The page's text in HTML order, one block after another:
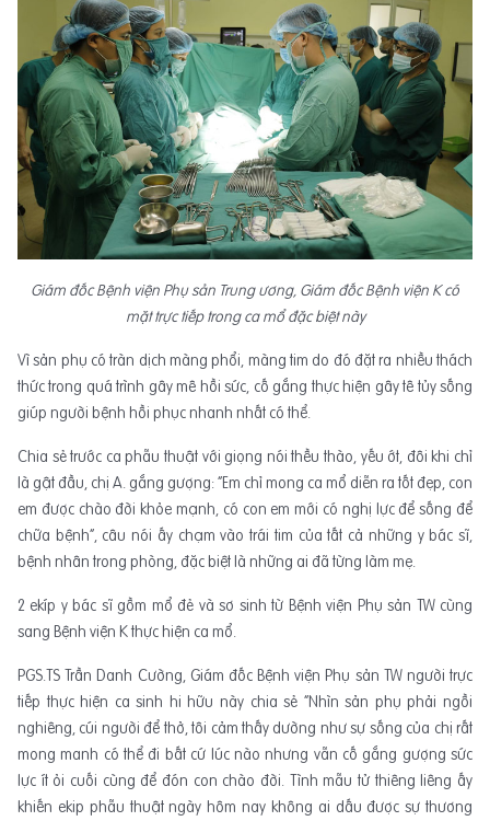
Giám đốc Bệnh viện Phụ sản Trung ương, Giám đốc Bệnh viện K có
mặt trực tiếp trong ca mổ đặc biệt này
Vì sản phụ có tràn dịch màng phổi, màng tim do đó đặt ra nhiều thách
thức trong quá trình gây mê hồi sức, cố gắng thực hiện gây tê tủy sống
giúp người bệnh hồi phục nhanh nhất có thể.
Chia sẻ trước ca phẫu thuật với giọng nói thều thào, yếu ớt, đôi khi chỉ
là gật đầu, chị A. gắng gượng: “Em chỉ mong ca mổ diễn ra tốt đẹp, con
em được chào đời khỏe mạnh, có con em mới có nghị lực để sống để
chữa bệnh”, câu nói ấy chạm vào trái tim của tất cả những y bác sĩ,
bệnh nhân trong phòng, đặc biệt là những ai đã từng làm mẹ.
2 ekíp y bác sĩ gồm mổ đẻ và sơ sinh từ Bệnh viện Phụ sản TW cùng
sang Bệnh viện K thực hiện ca mổ.
PGS.TS Trần Danh Cường, Giám đốc Bệnh viện Phụ sản TW người trực
tiếp thực hiện ca sinh hi hữu này chia sẻ “Nhìn sản phụ phải ngồi
nghiêng, cúi người để thở, tôi cảm thấy dường như sự sống của chị rất
mong manh có thể đi bất cứ lúc nào nhưng vẫn cố gắng gượng sức
lực ít ỏi cuối cùng để đón con chào đời. Tình mẫu tử thiêng liêng ấy
khiến ekip phẫu thuật ngày hôm nay không ai dấu được sự thương